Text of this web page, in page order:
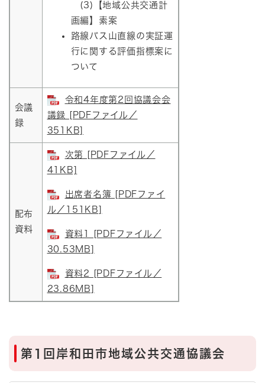
(3)【地域公共交通計
画編】素案
路線バス山直線の実証運
行に関する評価指標案に
ついて
会議
録
令和4年度第2回協議会会
議録 [PDFファイル／
351KB]
配布
資料
次第 [PDFファイル／
41KB]
出席者名簿 [PDFファイ
ル／151KB]
資料1 [PDFファイル／
30.53MB]
資料2 [PDFファイル／
23.86MB]
第1回岸和田市地域公共交通協議会